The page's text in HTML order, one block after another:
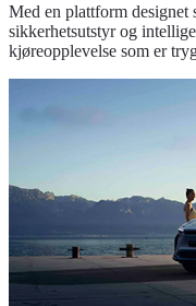
Med en plattform designet
sikkerhetsutstyr og
kjøreopplevelse som er